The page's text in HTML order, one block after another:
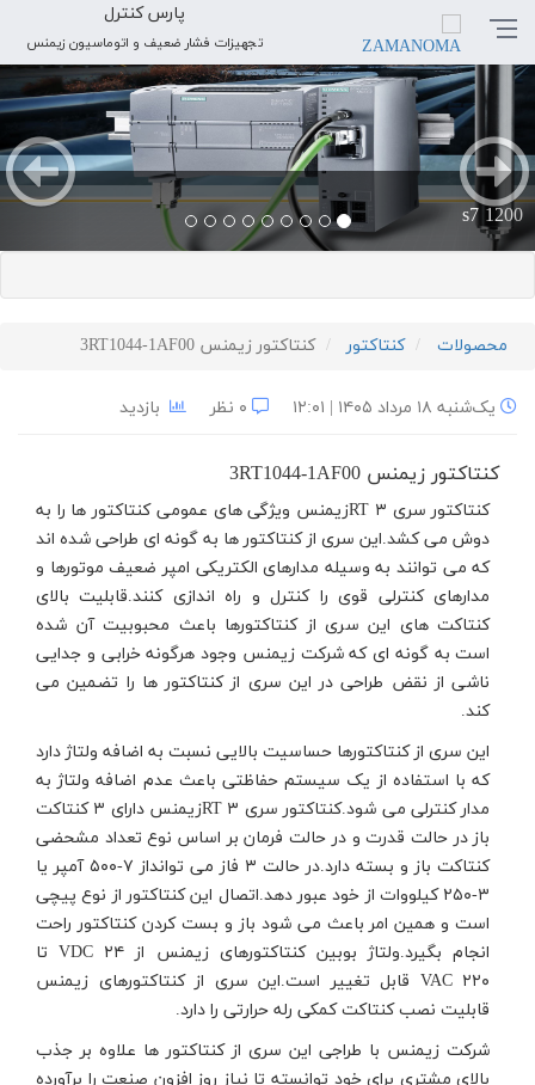
پارس کنترل
تجهیزات فشار ضعیف و اتوماسیون زیمنس
s7 1200
بعدی
محصولات کنتاکتور کنتاکتور زیمنس 3RT1044-1AF00
یک‌شنبه ۱۸ مرداد ۱۴۰۵ | ۱۲:۰۱ بازدید
کنتاکتور زیمنس 3RT1044-1AF00
کنتاکتور سری ۳ RTزیمنس ویژگی های عمومی کنتاکتور ها را به
دوش می کشد.این سری از کنتاکتور ها به گونه ای طراحی شده اند
که می توانند به وسیله مدارهای الکتریکی امپر ضعیف موتورها و
مدارهای کنترلی قوی را کنترل و راه اندازی کنند.قابلیت بالای
کنتاکت های این سری از کنتاکتورها باعث محبوبیت آن شده
است به گونه ای که شرکت زیمنس وجود هرگونه خرابی و جدایی
ناشی از نقض طراحی در این سری از کنتاکتور ها را تضمین می
کند.
این سری از کنتاکتورها حساسیت بالایی نسبت به اضافه ولتاژ دارد
که با استفاده از یک سیستم حفاظتی باعث عدم اضافه ولتاژ به
مدار کنترلی می شود.کنتاکتور سری ۳
RT
زیمنس دارای ۳ کنتاکت
باز در حالت قدرت و در حالت فرمان بر اساس نوع تعداد مشحضی
کنتاکت باز و بسته دارد.در حالت ۳ فاز می توانداز ۷-۵۰۰ آمپر یا
۳-۲۵۰ کیلووات از خود عبور دهد.اتصال این کنتاکتور از نوع پیچی
است و همین امر باعث می شود باز و بست کردن کنتاکتور راحت
انجام بگیرد.ولتاژ بوبین کنتاکتورهای زیمنس از ۲۴
VDC تا
۲۲۰ VAC قابل تغییر است.این سری از کنتاکتورهای زیمنس
قابلیت نصب کنتاکت کمکی رله حرارتی را دارد.
شرکت زیمنس با طراجی این سری از کنتاکتور ها علاوه بر جذب
بالای مشتری برای خود توانسته تا نیاز روز افزون صنعت را برآورده